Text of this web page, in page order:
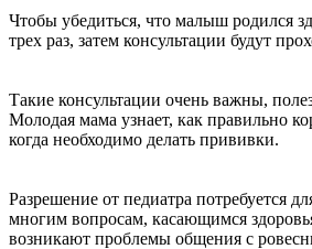
Чтобы убедиться, что малыш родился
трех раз, затем консультации будут
Такие консультации очень важны,
Молодая мама узнает, как правильно
когда необходимо делать прививки.
Разрешение от педиатра потребуется
многим вопросам, касающимся
возникают проблемы общения с